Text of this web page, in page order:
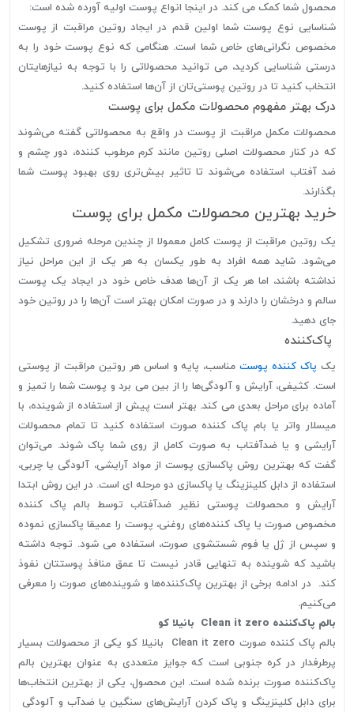
محصول شما کمک می کند. در اینجا انواع پوست اولیه آورده شده است:
شناسایی نوع پوست شما اولین قدم در ایجاد روتین مراقبت از پوست
مخصوص نگرانی‌های خاص شما است. هنگامی که نوع پوست خود را به
درستی شناسایی کردید، می توانید محصولاتی را با توجه به نیازهایتان
انتخاب کنید تا در روتین پوستی‌تان از آن‌ها استفاده کنید.
درک بهتر مفهوم محصولات مکمل برای پوست
محصولات مکمل مراقبت از پوست در واقع به محصولاتی گفته می‌شوند
که در کنار محصولات اصلی روتین مانند کرم مرطوب کننده، دور چشم و
ضد آفتاب استفاده می‌شوند تا تاثیر بیش‌تری روی بهبود پوست شما
بگذارند.
خرید بهترین محصولات مکمل برای پوست
یک روتین مراقبت از پوست کامل معمولا از چندین مرحله ضروری تشکیل
می‌شود. شاید همه افراد به طور یکسان به هر یک از این مراحل نیاز
نداشته باشند، اما هر یک از آن‌ها هدف خاص خود در ایجاد یک پوست
سالم و درخشان را دارند و در صورت امکان بهتر است آن‌ها را در روتین خود
جای دهید.
پاک‌کننده
یک پاک کننده پوستمناسب، پایه و اساس هر روتین مراقبت از پوستی
است. کثیفی، آرایش و آلودگی‌ها را از بین می برد و پوست شما را تمیز و
آماده برای مراحل بعدی می کند. بهتر است پیش از استفاده از شوینده، با
میسلار واتر یا بام پاک کننده صورت استفاده کنید تا تمام محصولات
آرایشی و یا ضدآفتاب به صورت کامل از روی شما پاک شوند. می‌توان
گفت که بهترین روش پاکسازی پوست از مواد آرایشی، آلودگی یا چربی،
استفاده از دابل کلینزینگ یا پاکسازی دو مرحله ای است. در این روش ابتدا
آرایش و محصولات پوستی نظیر ضدآفتاب توسط بالم پاک کننده
مخصوص صورت یا پاک کننده‌های روغنی، پوست را عمیقا پاکسازی نموده
و سپس از ژل یا فوم شستشوی صورت، استفاده می شود. توجه داشته
باشید که شوینده به تنهایی قادر نیست تا عمق منافذ پوستتان نفوذ
کند. در ادامه برخی از بهترین پاک‌کننده‌ها و شوینده‌های صورت را معرفی
می‌کنیم.
بالم پاک‌کننده Clean it zero بانیلا کو
بالم پاک کننده صورت Clean it zero بانیلا کو یکی از محصولات بسیار
پرطرفدار در کره جنوبی است که جوایز متعددی به عنوان بهترین بالم
پاک‌کننده صورت برنده شده است. این محصول، یکی از بهترین انتخاب‌ها
برای دابل کلینزینگ و پاک کردن آرایش‌های سنگین یا ضدآب و آلودگی